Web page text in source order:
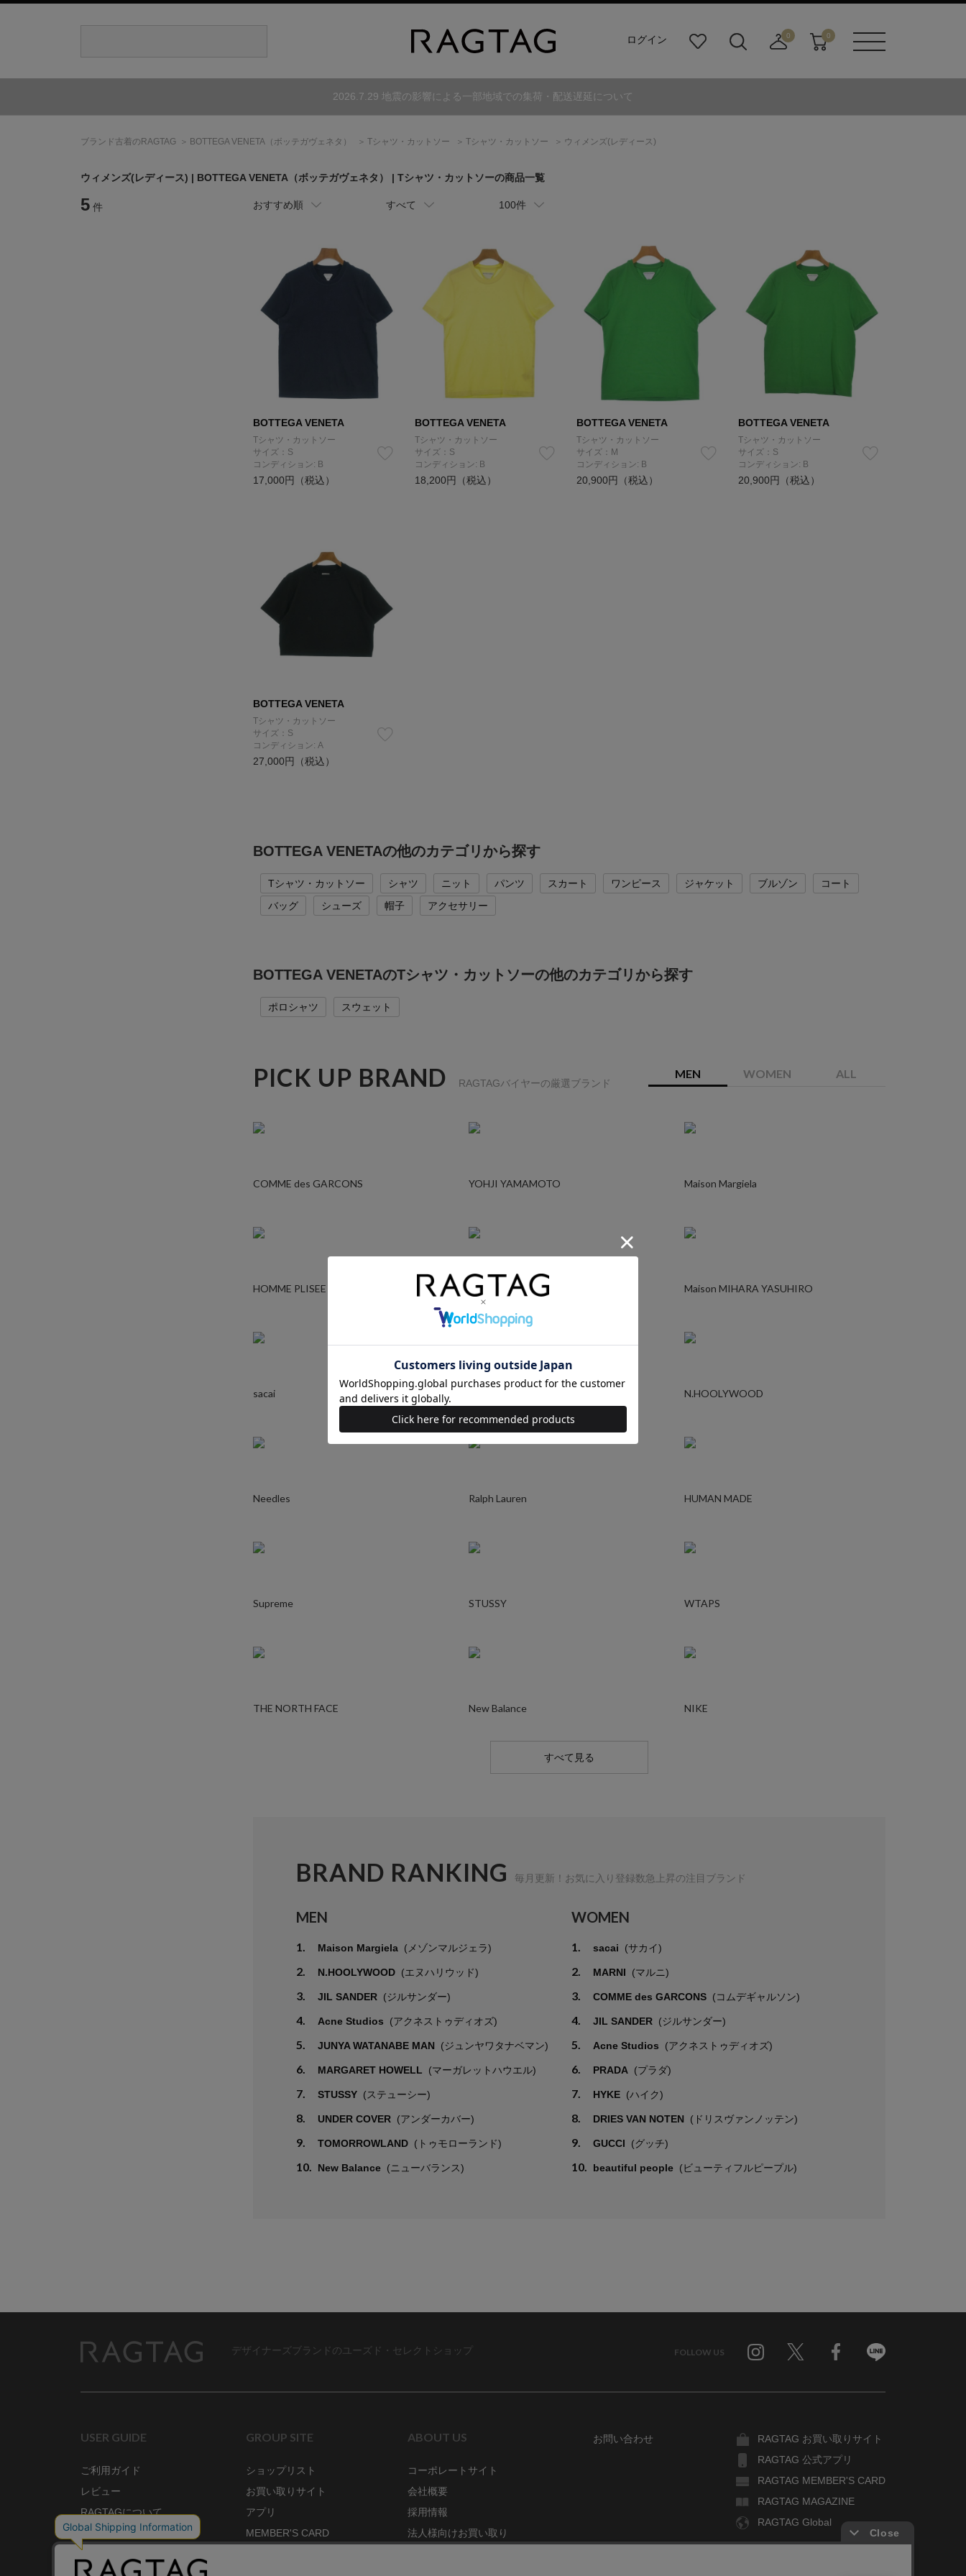
ログイン
り
ダ
0
寄
0
2026.7.29 地震の影響による一部地域での集荷・配送遅延について
ブランド古着のRAGTAG BOTTEGA VENETA （ボッテガヴェネタ） Tシャツ・カットソー Tシャツ・カットソー ウィメンズ(レディース)
ウィメンズ(レディース) | BOTTEGA VENETA （ボッテガヴェネタ） | Tシャツ・カットソーの商品一覧
5 件 おすすめ順 すべて 100件
BOTTEGA VENETA
Tシャツ・カットソー
サイズ：S
コンディション: B
17,000円（税込）
BOTTEGA VENETA
Tシャツ・カットソー
サイズ：S
コンディション: B
18,200円（税込）
BOTTEGA VENETA
Tシャツ・カットソー
サイズ：M
コンディション: B
20,900円（税込）
BOTTEGA VENETA
Tシャツ・カットソー
サイズ：S
コンディション: B
20,900円（税込）
BOTTEGA VENETA
Tシャツ・カットソー
サイズ：S
コンディション: A
27,000円（税込）
BOTTEGA VENETAの他のカテゴリから探す
Tシャツ・カットソー シャツ ニット パンツ スカート ワンピース ジャケット ブルゾン
コート
バッグ
シューズ 帽子 アクセサリー
BOTTEGA VENETAのTシャツ・カットソーの他のカテゴリから探す
ポロシャツ スウェット
PICK UP BRAND RAGTAGバイヤーの厳選ブランド
MEN WOMEN ALL
COMME des GARCONS YOHJI YAMAMOTO Maison Margiela
HOMME PLISEE AURALEE Maison MIHARA YASUHIRO
sacai UNDERCOVER N.HOOLYWOOD
Needles Ralph Lauren HUMAN MADE
Supreme STUSSY WTAPS
THE NORTH FACE New Balance NIKE
すべて見る
BRAND RANKING 毎月更新！お気に入り登録数急上昇の注目ブランド
MEN
1. Maison Margiela (メゾンマルジェラ)
2. N.HOOLYWOOD (エヌハリウッド)
3. JIL SANDER (ジルサンダー)
4. Acne Studios (アクネストゥディオズ)
5. JUNYA WATANABE MAN (ジュンヤワタナベマン)
6. MARGARET HOWELL (マーガレットハウエル)
7. STUSSY (ステューシー)
8. UNDER COVER (アンダーカバー)
9. TOMORROWLAND (トゥモローランド)
10. New Balance (ニューバランス)
WOMEN
1. sacai (サカイ)
2. MARNI (マルニ)
3. COMME des GARCONS (コムデギャルソン)
4. JIL SANDER (ジルサンダー)
5. Acne Studios (アクネストゥディオズ)
6. PRADA (プラダ)
7. HYKE (ハイク)
8. DRIES VAN NOTEN (ドリスヴァンノッテン)
9. GUCCI (グッチ)
10. beautiful people (ビューティフルピープル)
デザイナーズブランドのユーズド・セレクトショップ FOLLOW US
USER GUIDE
ご利用ガイド
レビュー
RAGTAGについて
ご利用規約
プライバシーポリシー
GROUP SITE
ショップリスト
お買い取りサイト
アプリ
MEMBER'S CARD
ABOUT US
コーポレートサイト
会社概要
採用情報
法人様向けお買い取り
お問い合わせ
RAGTAG お買い取りサイト
RAGTAG 公式アプリ
RAGTAG MEMBER'S CARD
RAGTAG MAGAZINE
RAGTAG Global